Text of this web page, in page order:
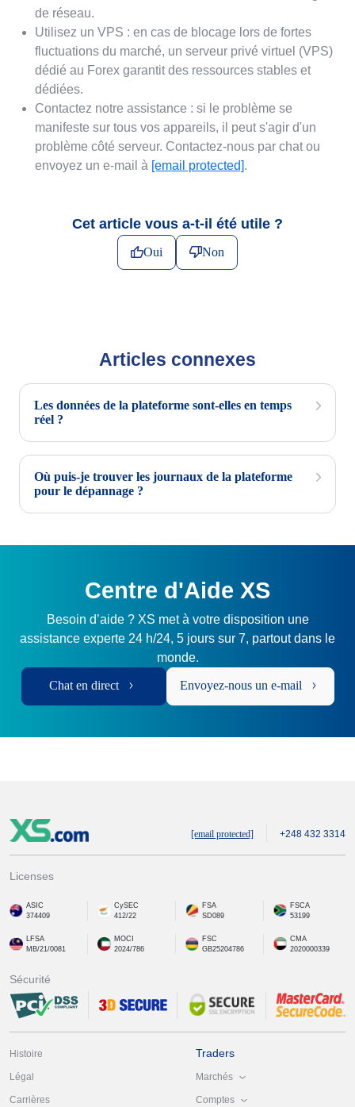
de réseau.
Utilisez un VPS : en cas de blocage lors de fortes
fluctuations du marché, un serveur privé virtuel (VPS)
dédié au Forex garantit des ressources stables et
dédiées.
Contactez notre assistance : si le problème se
manifeste sur tous vos appareils, il peut s'agir d'un
problème côté serveur. Contactez-nous par chat ou
envoyez un e-mail à [email protected].
Cet article vous a-t-il été utile ?
Oui Non
Articles connexes
Les données de la plateforme sont-elles en temps
réel ?
Où puis-je trouver les journaux de la plateforme
pour le dépannage ?
Centre d'Aide XS
Besoin d’aide ? XS met à votre disposition une
assistance experte 24 h/24, 5 jours sur 7, partout dans le
monde.
Chat en direct Envoyez-nous un e-mail
[email protected] +248 432 3314
Licenses
ASIC
374409
CySEC
412/22
FSA
SD089
FSCA
53199
LFSA
MB/21/0081
MOCI
2024/786
FSC
GB25204786
CMA
2020000339
Sécurité
Histoire
Légal
Carrières
Traders
Marchés
Comptes